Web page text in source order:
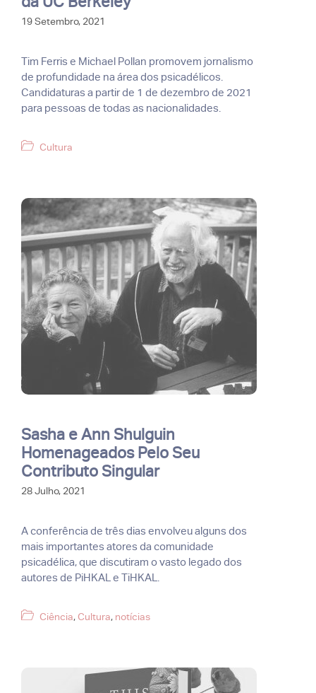
19 Setembro, 2021
Tim Ferris e Michael Pollan promovem jornalismo
de profundidade na área dos psicadélicos.
Candidaturas a partir de 1 de dezembro de 2021
para pessoas de todas as nacionalidades.
Categorias
Cultura
Sasha e Ann Shulguin
Homenageados Pelo Seu
Contributo Singular
28 Julho, 2021
A conferência de três dias envolveu alguns dos
mais importantes atores da comunidade
psicadélica, que discutiram o vasto legado dos
autores de PiHKAL e TiHKAL.
Categorias
Ciência, Cultura, notícias